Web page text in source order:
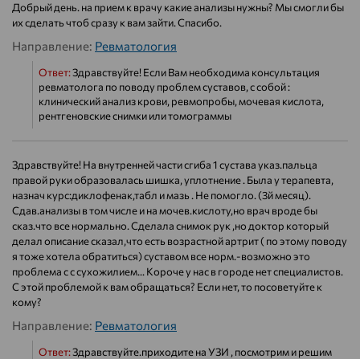
Добрый день. на прием к врачу какие анализы нужны? Мы смогли бы
их сделать чтоб сразу к вам зайти. Спасибо.
Направление: Ревматология
Ответ:Здравствуйте! Если Вам необходима консультация
ревматолога по поводу проблем суставов, с собой :
клинический анализ крови, ревмопробы, мочевая кислота,
рентгеновские снимки или томограммы
Здравствуйте! На внутренней части сгиба 1 сустава указ.пальца
правой руки образовалась шишка, уплотнение . Была у терапевта,
назнач курс:диклофенак,табл и мазь . Не помогло. (3й месяц).
Сдав.анализы в том числе и на мочев.кислоту,но врач вроде бы
сказ.что все нормально. Сделала снимок рук ,но доктор который
делал описание сказал,что есть возрастной артрит ( по этому поводу
я тоже хотела обратиться) суставом все норм.-возможно это
проблема с с сухожилием... Короче у нас в городе нет специалистов.
С этой проблемой к вам обращаться? Если нет, то посоветуйте к
кому?
Направление: Ревматология
Ответ:Здравствуйте.приходите на УЗИ , посмотрим и решим